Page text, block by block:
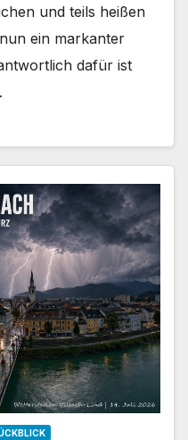
und teils heißen
ein markanter
dafür ist